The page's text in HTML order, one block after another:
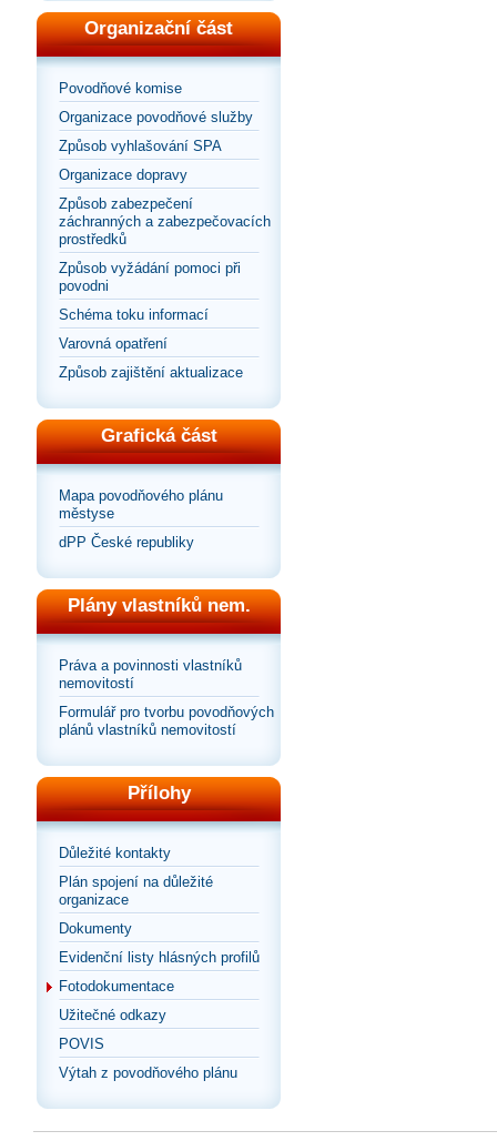
Organizační část
Povodňové komise
Organizace povodňové služby
Způsob vyhlašování SPA
Organizace dopravy
Způsob zabezpečení
záchranných a zabezpečovacích
prostředků
Způsob vyžádání pomoci při
povodni
Schéma toku informací
Varovná opatření
Způsob zajištění aktualizace
Grafická část
Mapa povodňového plánu
městyse
dPP České republiky
Plány vlastníků nem.
Práva a povinnosti vlastníků
nemovitostí
Formulář pro tvorbu povodňových
plánů vlastníků nemovitostí
Přílohy
Důležité kontakty
Plán spojení na důležité
organizace
Dokumenty
Evidenční listy hlásných profilů
Fotodokumentace
Užitečné odkazy
POVIS
Výtah z povodňového plánu